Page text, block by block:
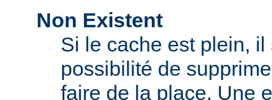
Non Existent
Si le cache est plein,
possibilité de
faire de la place. Une